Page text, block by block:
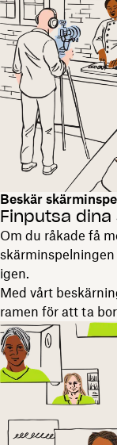
Beskär
Finputsa
Om du råkade få
igen.
Med vårt
ramen för att ta